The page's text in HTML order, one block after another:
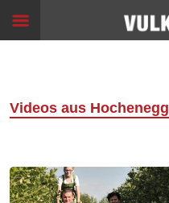
content
Start
Filme
360°
VR
Videos aus Hochenegg